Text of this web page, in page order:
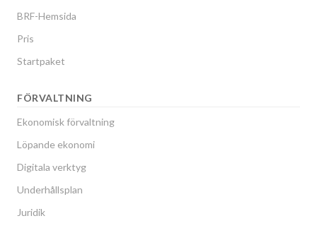
BRF-Hemsida
Pris
Startpaket
FÖRVALTNING
Ekonomisk förvaltning
Löpande ekonomi
Digitala verktyg
Underhållsplan
Juridik